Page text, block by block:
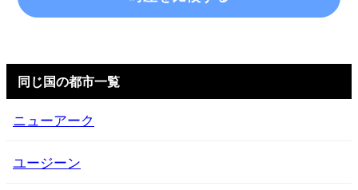
同じ国の都市一覧
ニューアーク
ユージーン